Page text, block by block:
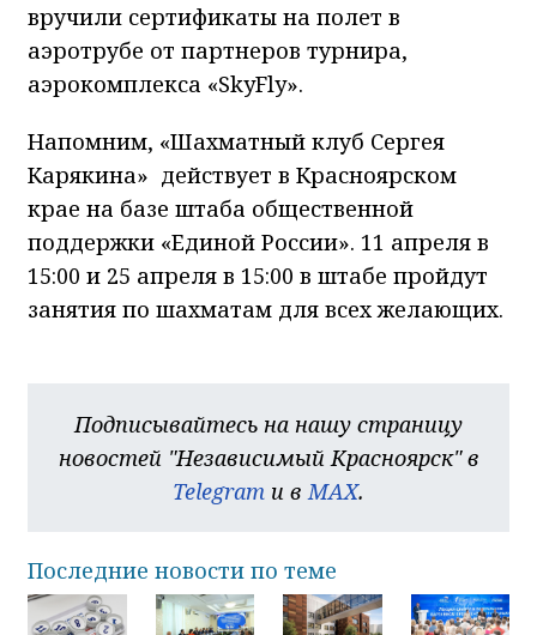
вручили сертификаты на полет в
аэротрубе от партнеров турнира,
аэрокомплекса «SkyFly».
Напомним, «Шахматный клуб Сергея
Карякина» действует в Красноярском
крае на базе штаба общественной
поддержки «Единой России». 11 апреля в
15:00 и 25 апреля в 15:00 в штабе пройдут
занятия по шахматам для всех желающих.
Подписывайтесь на нашу страницу
новостей "Независимый Красноярск" в
Telegram и в MAX.
Последние новости по теме